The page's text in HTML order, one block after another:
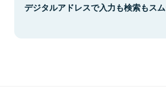
デジタルアドレスで入力も検索もスム